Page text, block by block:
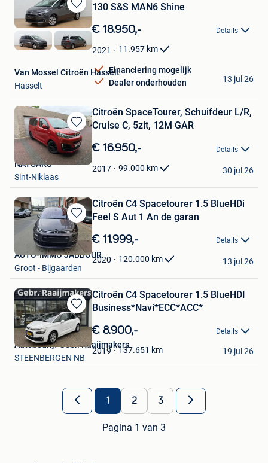
Bewaren
in
Mijn
Favorieten
130 S&S MAN6 Shine
€ 18.950,- Details
2021 11.957 km
Financiering mogelijk
Dealer onderhouden
Van Mossel Citroën Hasselt
Hasselt
13 jul 26
Bewaren
in
Mijn
Favorieten
Citroën SpaceTourer, Schuifdeur L/R,
Cruise C, 5zit, 12M GAR
€ 16.950,- Details
2017 99.000 km
NAYCARS
Sint-Niklaas
30 jul 26
Bewaren
in
Mijn
Favorieten
Citroën C4 Spacetourer 1.5 BlueHDi
Feel S Aut 1 An de garan
€ 11.999,- Details
2020 120.000 km
AUTO-IMMO JABBOUR
Groot - Bijgaarden
13 jul 26
Bewaren
in
Mijn
Favorieten
Citroën C4 Spacetourer 1.5 BlueHDI
Business*Navi*ECC*ACC*
€ 8.900,- Details
2019 137.651 km
Autobedrijf Gebr. Raaijmakers
STEENBERGEN NB
19 jul 26
1 2 3
Pagina 1 van 3